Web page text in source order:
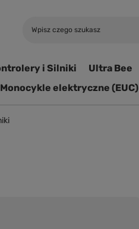
i Silniki Ultra Bee
Monocykle elektryczne (EUC)